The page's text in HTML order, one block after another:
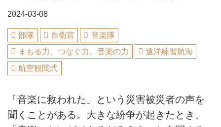
2024-03-08
部隊 自衛官
音楽隊
まもる力、つなぐ力、音楽の力
遠洋練習航海
航空観閲式
「音楽に救われた」という災害被災者の声を
聞くことがある。大きな紛争が起きたとき、